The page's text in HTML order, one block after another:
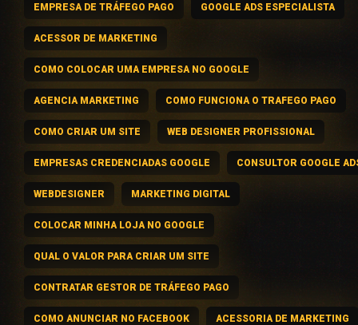
EMPRESA DE TRÁFEGO PAGO GOOGLE ADS ESPECIALISTA
ACESSOR DE MARKETING
COMO COLOCAR UMA EMPRESA NO GOOGLE
AGENCIA MARKETING COMO FUNCIONA O TRAFEGO PAGO
COMO CRIAR UM SITE WEB DESIGNER PROFISSIONAL
EMPRESAS CREDENCIADAS GOOGLE CONSULTOR GOOGLE
WEBDESIGNER MARKETING DIGITAL
COLOCAR MINHA LOJA NO GOOGLE
QUAL O VALOR PARA CRIAR UM SITE
CONTRATAR GESTOR DE TRÁFEGO PAGO
COMO ANUNCIAR NO FACEBOOK ACESSORIA DE MARKETING